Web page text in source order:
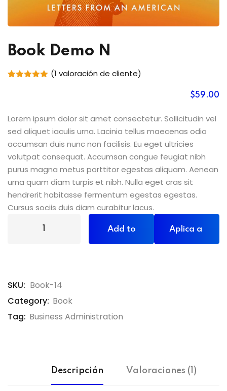
Book Demo N
valoración
de un
cliente
(1 valoración de cliente)
$59.00
Lorem ipsum dolor sit amet consectetur. Sollicitudin vel
sed aliquet iaculis urna. Lacinia tellus maecenas odio
accumsan duis nunc non facilisis. Eu eget ultricies
volutpat consequat. Accumsan congue feugiat nibh
purus magna metus porttitor egestas aliquam. Aenean
urna quam diam turpis et nibh. Nulla eget cras sit
hendrerit habitasse fermentum egestas egestas.
Cursus sociis duis diam curabitur lacus.
Add to Aplica a
SKU: Book-14
Category: Book
Tag: Business Administration
Descripción Valoraciones (1)